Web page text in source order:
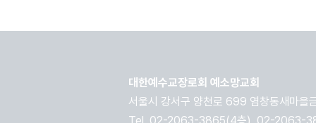
대한예수교장로회 예소망교회
서울시 강서구 양천로 699 염창동새마을